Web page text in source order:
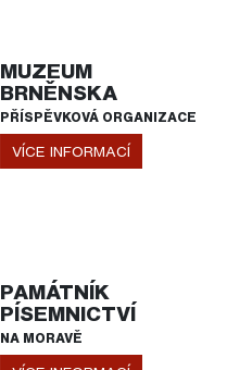
MUZEUM
BRNĚNSKA
PŘÍSPĚVKOVÁ ORGANIZACE
VÍCE INFORMACÍ
PAMÁTNÍK
PÍSEMNICTVÍ
NA MORAVĚ